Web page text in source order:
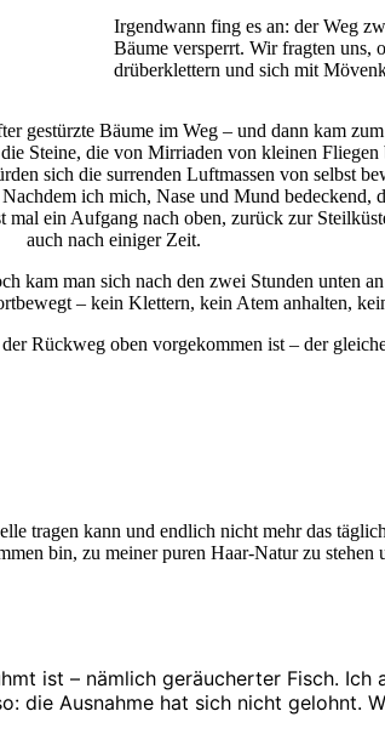
Irgendwann fing es an: der Weg
Bäume versperrt. Wir fragten uns,
drüberklettern und sich mit
gestürzte Bäume im Weg – und dann kam
Steine, die von Mirriaden von kleinen
sich die surrenden Luftmassen von selbst
ich mich, Nase und Mund
ein Aufgang nach oben, zurück zur
auch nach einiger Zeit.
man sich nach den zwei Stunden unten
– kein Klettern, kein Atem anhalten,
Rückweg oben vorgekommen ist – der
tragen kann und endlich nicht mehr das
bin, zu meiner puren Haar-Natur zu stehen
ist – nämlich geräucherter Fisch.
die Ausnahme hat sich nicht gelohnt.